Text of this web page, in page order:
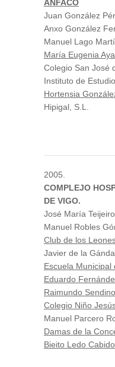
ANFACO
Juan González
Anxo González
Manuel Lago
María Eugenia
Colegio San José
Instituto de
Hortensia
Hipigal, S.L.
2005.
COMPLEJO
DE VIGO.
José María
Manuel Robles
Club de los
Javier de la
Escuela Municipal
Eduardo
Raimundo
Colegio Niño
Manuel Parcero
Damas de la
Bieito Ledo Cabido